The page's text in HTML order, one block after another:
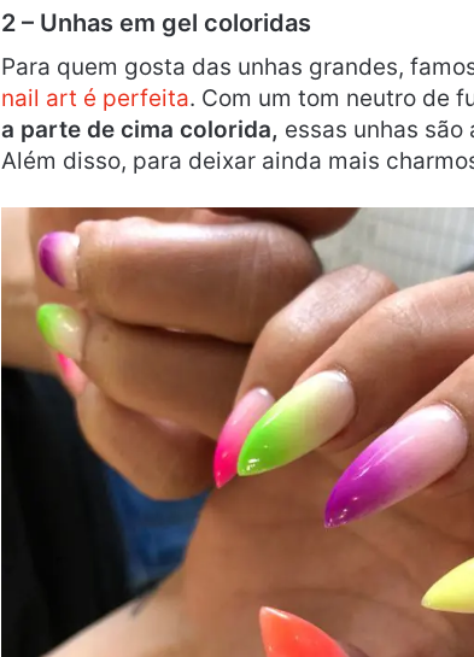
2 – Unhas em gel coloridas
Para quem gosta das unhas grandes,
nail art é perfeita. Com um tom neutro de
a parte de cima colorida, essas unhas
Além disso, para deixar ainda mais